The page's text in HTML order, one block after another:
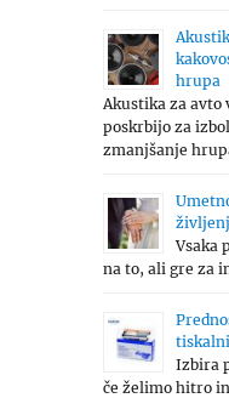
hrupa
Akustika za
poskrbijo za
zmanjšanje
Vsaka
na to, ali gre za
Izbira
če želimo hitro